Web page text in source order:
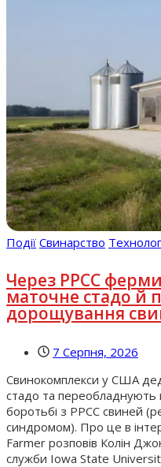
Події Свинарство
Через РРСС
маточне стадо й
дорощування
7 Серпня, 2026
Свинокомплекси у США
стадо та
боротьбі з РРСС свиней
синдромом). Про це в
Farmer розповів Колін
служби Iowa State